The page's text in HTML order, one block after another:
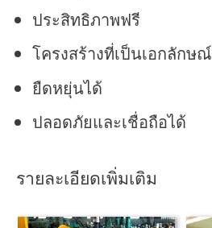
ประสิทธิภาพฟรี
โครงสร้างที่เป็นเอกลักษณ์
ยืดหยุ่นได้
ปลอดภัยและเชื่อถือได้
รายละเอียดเพิ่มเติม